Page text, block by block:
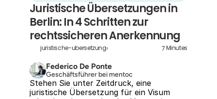
Juristische Übersetzungen in
Berlin: In 4 Schritten zur
rechtssicheren Anerkennung
juristische-ubersetzungen-berlin 7Minutes
Federico De Ponte
Geschäftsführer bei mentoc
Stehen Sie unter Zeitdruck, eine
juristische Übersetzung für ein Visum